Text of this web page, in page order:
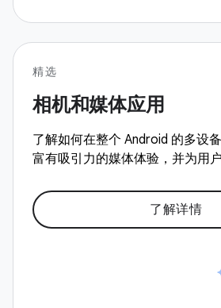
精选
相机和媒体应用
了解如何在整个 Android 的多设
富有吸引力的媒体体验，并为用
了解详情